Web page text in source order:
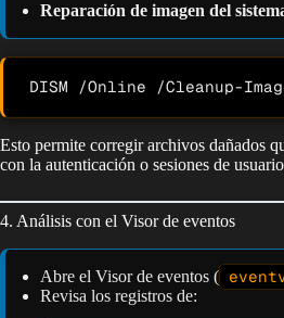
Reparación de imagen del
Esto permite corregir archivos dañados
con la autenticación o sesiones de
4. Análisis con el Visor de eventos
Abre el Visor de eventos (
Revisa los registros de: